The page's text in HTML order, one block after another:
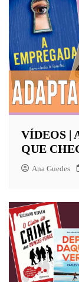
VÍDEOS |
QUE
Ana Guedes